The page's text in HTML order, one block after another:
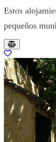
Estos
pequeños